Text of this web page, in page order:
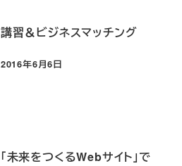
講習＆ビジネスマッチング
投稿日
2016年6月6日
「未来をつくるWebサイト」で